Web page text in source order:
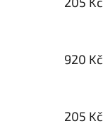
920 Kč
205 Kč